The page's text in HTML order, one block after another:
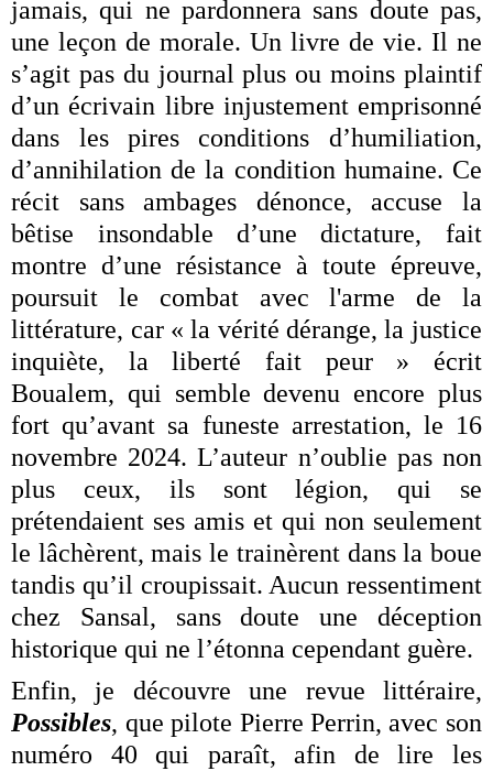
jamais, qui ne pardonnera sans doute pas,
une leçon de morale. Un livre de vie. Il ne
s’agit pas du journal plus ou moins plaintif
d’un écrivain libre injustement emprisonné
dans les pires conditions d’humiliation,
d’annihilation de la condition humaine. Ce
récit sans ambages dénonce, accuse la
bêtise insondable d’une dictature, fait
montre d’une résistance à toute épreuve,
poursuit le combat avec l'arme de la
littérature, car « la vérité dérange, la justice
inquiète, la liberté fait peur » écrit
Boualem, qui semble devenu encore plus
fort qu’avant sa funeste arrestation, le 16
novembre 2024. L’auteur n’oublie pas non
plus ceux, ils sont légion, qui se
prétendaient ses amis et qui non seulement
le lâchèrent, mais le trainèrent dans la boue
tandis qu’il croupissait. Aucun ressentiment
chez Sansal, sans doute une déception
historique qui ne l’étonna cependant guère.
Enfin, je découvre une revue littéraire,
Possibles, que pilote Pierre Perrin, avec son
numéro 40 qui paraît, afin de lire les